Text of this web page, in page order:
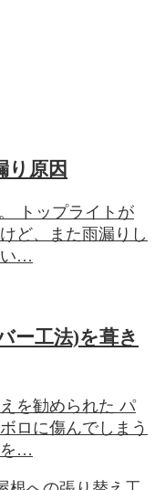
り原因
トップライトが
ど、また雨漏りし
い…
ー工法)を葺き
を勧められた パ
ロに傷んでしまう
を…